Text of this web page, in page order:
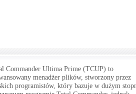
Commander Ultima Prime (TCUP) to
menadżer plików, stworzony przez
programistów, który bazuje w dużym